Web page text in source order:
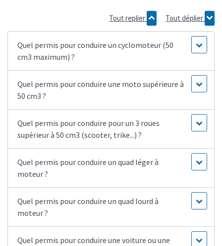
Tout replier Tout déplier
Quel permis pour conduire un cyclomoteur (50
cm3 maximum) ?
Quel permis pour conduire une moto supérieure à
50 cm3 ?
Quel permis pour conduire pour un 3 roues
supérieur à 50 cm3 (scooter, trike...) ?
Quel permis pour conduire un quad léger à
moteur ?
Quel permis pour conduire un quad lourd à
moteur ?
Quel permis pour conduire une voiture ou une